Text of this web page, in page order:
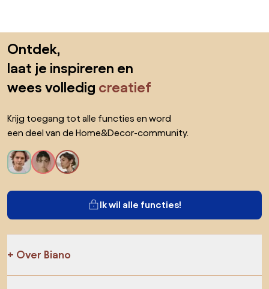
Ontdek,
laat je inspireren en
wees volledig creatief
Krijg toegang tot alle functies en word
een deel van de Home&Decor-community.
Ik wil alle functies!
Over Biano